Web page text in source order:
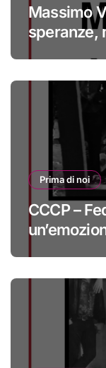
Massimo
speranze,
Prima di noi
CCCP –